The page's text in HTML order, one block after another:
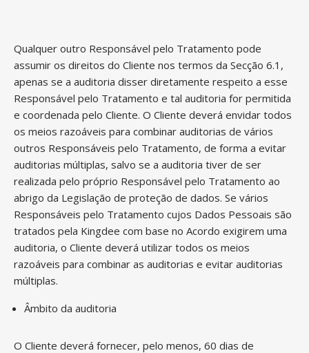
Qualquer outro Responsável pelo Tratamento pode
assumir os direitos do Cliente nos termos da Secção 6.1,
apenas se a auditoria disser diretamente respeito a esse
Responsável pelo Tratamento e tal auditoria for permitida
e coordenada pelo Cliente. O Cliente deverá envidar todos
os meios razoáveis para combinar auditorias de vários
outros Responsáveis pelo Tratamento, de forma a evitar
auditorias múltiplas, salvo se a auditoria tiver de ser
realizada pelo próprio Responsável pelo Tratamento ao
abrigo da Legislação de proteção de dados. Se vários
Responsáveis pelo Tratamento cujos Dados Pessoais são
tratados pela Kingdee com base no Acordo exigirem uma
auditoria, o Cliente deverá utilizar todos os meios
razoáveis para combinar as auditorias e evitar auditorias
múltiplas.
Âmbito da auditoria
O Cliente deverá fornecer, pelo menos, 60 dias de